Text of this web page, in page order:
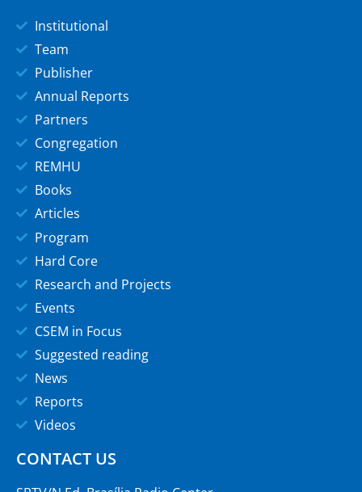
Institutional
Team
Publisher
Annual Reports
Partners
Congregation
REMHU
Books
Articles
Program
Hard Core
Research and Projects
Events
CSEM in Focus
Suggested reading
News
Reports
Videos
CONTACT US